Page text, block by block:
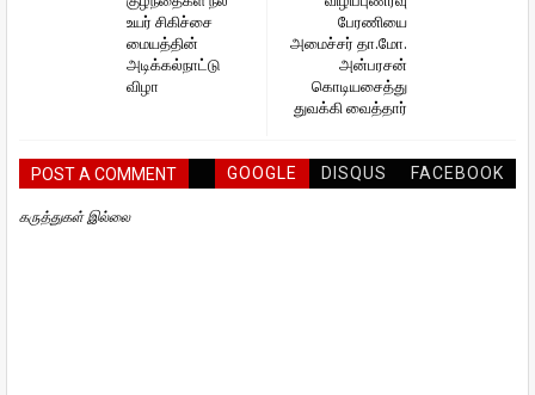
பேரணியை
அமைச்சர் தா.மோ.
அன்பரசன்
கொடியசைத்து
துவக்கி வைத்தார்
உயர் சிகிச்சை
மையத்தின்
அடிக்கல்நாட்டு
விழா
POST A COMMENT GOOGLE DISQUS FACEBOOK
கருத்துகள் இல்லை